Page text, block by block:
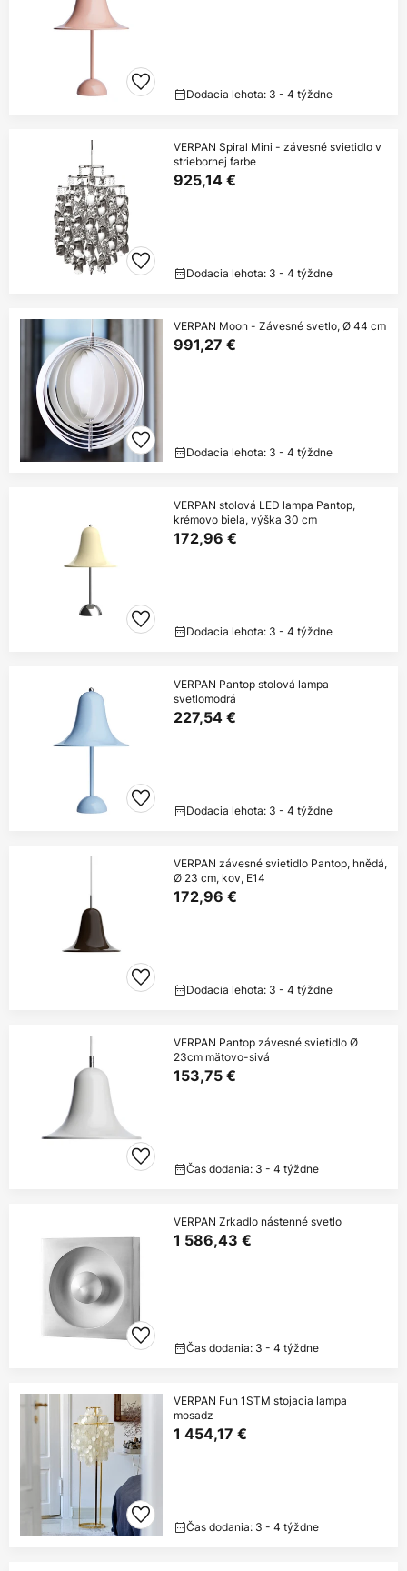
Dodacia lehota: 3 - 4 týždne
VERPAN Spiral Mini - závesné svietidlo v
striebornej farbe
925,14 €
Dodacia lehota: 3 - 4 týždne
VERPAN Moon - Závesné svetlo, Ø 44 cm
991,27 €
Dodacia lehota: 3 - 4 týždne
VERPAN stolová LED lampa Pantop,
krémovo biela, výška 30 cm
172,96 €
Dodacia lehota: 3 - 4 týždne
VERPAN Pantop stolová lampa
svetlomodrá
227,54 €
Dodacia lehota: 3 - 4 týždne
VERPAN závesné svietidlo Pantop, hnědá,
Ø 23 cm, kov, E14
172,96 €
Dodacia lehota: 3 - 4 týždne
VERPAN Pantop závesné svietidlo Ø
23cm mätovo-sivá
153,75 €
Čas dodania: 3 - 4 týždne
VERPAN Zrkadlo nástenné svetlo
1 586,43 €
Čas dodania: 3 - 4 týždne
VERPAN Fun 1STM stojacia lampa
mosadz
1 454,17 €
Čas dodania: 3 - 4 týždne